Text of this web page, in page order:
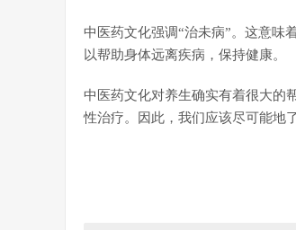
中医药文化强调“治未病”。这意味
以帮助身体远离疾病，保持健康。
中医药文化对养生确实有着很大的
性治疗。因此，我们应该尽可能地